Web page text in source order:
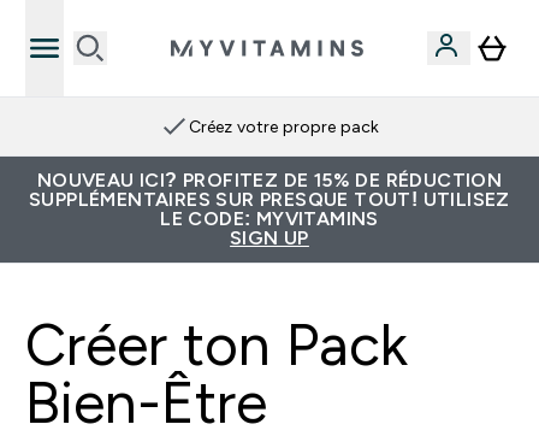
Créez votre propre pack
NOUVEAU ICI? PROFITEZ DE 15% DE RÉDUCTION
SUPPLÉMENTAIRES SUR PRESQUE TOUT! UTILISEZ
LE CODE: MYVITAMINS
SIGN UP
Créer ton Pack
Bien-Être